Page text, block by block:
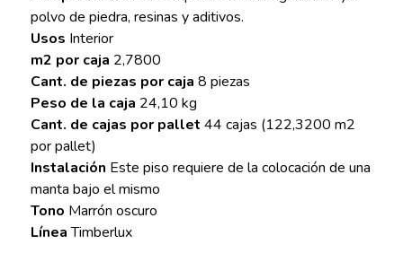
polvo de piedra, resinas y aditivos.
Usos Interior
m2 por caja 2,7800
Cant. de piezas por caja 8 piezas
Peso de la caja 24,10 kg
Cant. de cajas por pallet 44 cajas (122,3200 m2
por pallet)
Instalación Este piso requiere de la colocación de una
manta bajo el mismo
Tono Marrón oscuro
LíneaTimberlux